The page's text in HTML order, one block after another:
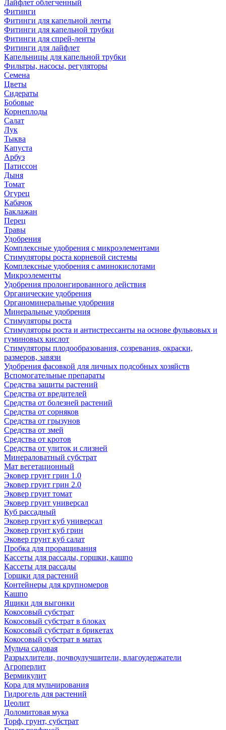
Лайфлет облегченный
Фитинги
Фитинги для капельной ленты
Фитинги для капельной трубки
Фитинги для спрей-ленты
Фитинги для лайфлет
Капельницы для капельной трубки
Фильтры, насосы, регуляторы
Семена
Цветы
Сидераты
Бобовые
Корнеплоды
Салат
Лук
Тыква
Капуста
Арбуз
Патиссон
Дыня
Томат
Огурец
Кабачок
Баклажан
Перец
Травы
Удобрения
Комплексные удобрения с микроэлементами
Стимуляторы роста корневой системы
Комплексные удобрения с аминокислотами
Микроэлементы
Удобрения пролонгированного действия
Органические удобрения
Органоминеральные удобрения
Минеральные удобрения
Стимуляторы роста
Стимуляторы роста и антистрессанты на основе фульвовых и
гуминовых кислот
Стимуляторы плодообразования, созревания, окраски,
размеров, завязи
Удобрения фасовкой для личных подсобных хозяйств
Вспомогательные препараты
Средства защиты растений
Средства от вредителей
Средства от болезней растений
Средства от сорняков
Средства от грызунов
Средства от змей
Средства от кротов
Средства от улиток и слизней
Минераловатный субстрат
Мат вегетационный
Эковер грунт грин 1.0
Эковер грунт грин 2.0
Эковер грунт томат
Эковер грунт универсал
Куб рассадный
Эковер грунт куб универсал
Эковер грунт куб грин
Эковер грунт куб салат
Пробка для проращивания
Кассеты для рассады, горшки, кашпо
Кассеты для рассады
Горшки для растений
Контейнеры для крупномеров
Кашпо
Ящики для выгонки
Кокосовый субстрат
Кокосовый субстрат в блоках
Кокосовый субстрат в брикетах
Кокосовый субстрат в матах
Мульча садовая
Разрыхлители, почвоулучшители, влагоудержатели
Агроперлит
Вермикулит
Кора для мульчирования
Гидрогель для растений
Цеолит
Доломитовая мука
Торф, грунт, субстрат